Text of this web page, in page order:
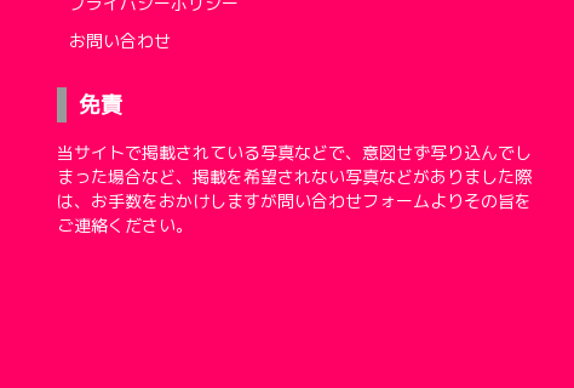
お問い合わせ
免責
当サイトで掲載されている写真などで、意図せず写り込んでし
まった場合など、掲載を希望されない写真などがありました際
は、お手数をおかけしますが問い合わせフォームよりその旨を
ご連絡ください。